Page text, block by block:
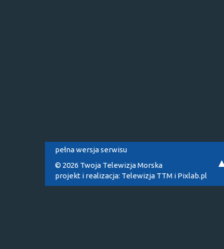
pełna wersja serwisu
© 2026 Twoja Telewizja Morska
projekt i realizacja: Telewizja TTM i Pixlab.pl